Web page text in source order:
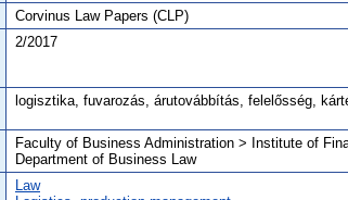
Corvinus Law Papers (CLP)
2/2017
logisztika, fuvarozás, árutovábbítás, felelősség,
Faculty of Business Administration > Institute of
Department of Business Law
Law